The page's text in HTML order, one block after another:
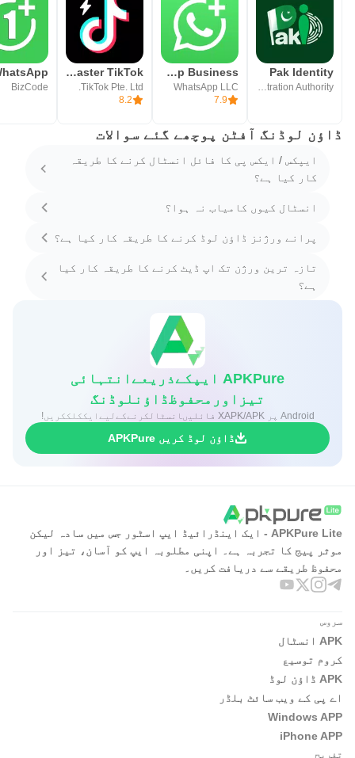
Pak Identity
National Database & Registration Authority
WhatsApp Business
WhatsApp LLC
7.9
TikTok Lite - Faster TikTok
TikTok Pte. Ltd.
8.2
BizCode
ڈاؤن لوڈنگ آفٹن پوچھے گئے سوالات
ایپکس / ایکس پی کا فائل انسٹال کرنے کا طریقہ
کار کیا ہے؟
انسٹال کیوں کامیاب نہ ہوا؟
پرانے ورژنز ڈاؤن لوڈ کرنے کا طریقہ کار کیا ہے؟
تازہ ترین ورژن تک اپ ڈیٹ کرنے کا طریقہ کار کیا
ہے؟
APKPure ایپکےذریعےانتہائی
تیزاورمحفوظڈاؤنلوڈنگ
Android پر XAPK/APK فائلیںانسٹالکرنےکےلیےایککلککریں!
ڈاؤن لوڈ کریں APKPure
APKPure Lite - ایک اینڈرائیڈ ایپ اسٹور جس میں سادہ لیکن
موثر پیج کا تجربہ ہے۔ اپنی مطلوبہ ایپ کو آسان، تیز اور
محفوظ طریقے سے دریافت کریں۔
سروس
APK انسٹال
کروم توسیع
APK ڈاؤن لوڈ
اے پی کے ویب سائٹ بلڈر
Windows APP
iPhone APP
تفریح